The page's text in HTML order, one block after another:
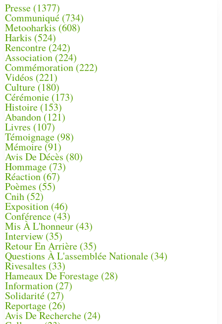
Presse (1377)
Communiqué (734)
Metooharkis (608)
Harkis (524)
Rencontre (242)
Association (224)
Commémoration(222)
Vidéos (221)
Culture(180)
Cérémonie (173)
Histoire (153)
Abandon(121)
Livres (107)
Témoignage (98)
Mémoire (91)
Avis De Décès (80)
Hommage (73)
Réaction(67)
Poèmes (55)
Cnih (52)
Exposition (46)
Conférence(43)
Mis À L'honneur (43)
Interview (35)
Retour En Arrière (35)
Questions À L'assemblée Nationale (34)
Rivesaltes (33)
Hameaux De Forestage (28)
Information (27)
Solidarité (27)
Reportage(26)
Avis De Recherche (24)